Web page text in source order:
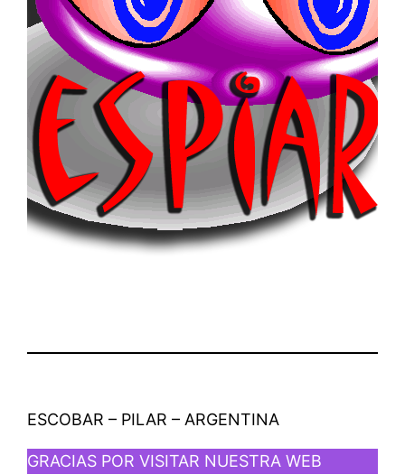
ESCOBAR – PILAR – ARGENTINA
GRACIAS POR VISITAR NUESTRA WEB